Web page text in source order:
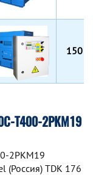
150
Т400-2РКМ19
2РКМ19
(Россия) TDK 176